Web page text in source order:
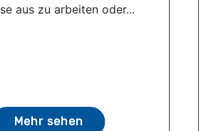
aus zu arbeiten oder...
Mehr sehen